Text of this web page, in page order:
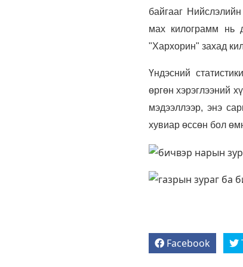
байгааг
мах килограмм нь
"Хархорин" захад
Үндэсний
өргөн хэрэглээний
мэдээллээр, энэ
хувиар өссөн бол
Facebook